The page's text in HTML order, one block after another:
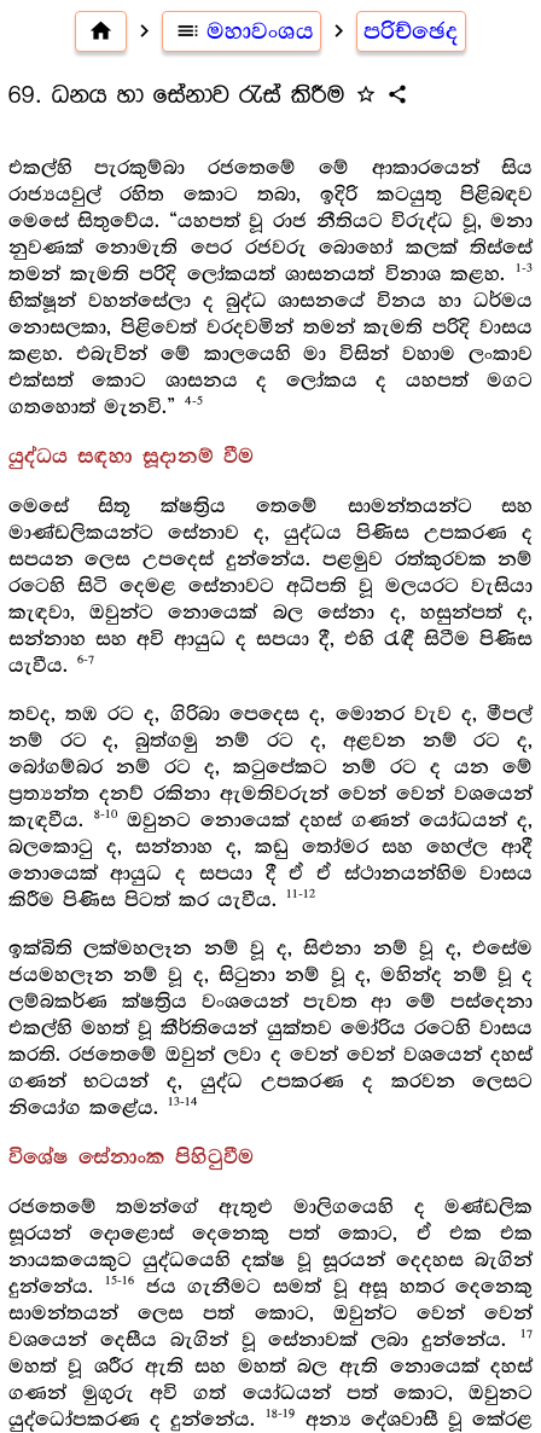
home navigate_next toc මහාවංශය navigate_next පරිච්ඡෙද
69. ධනය හා සේනාව රැස් කිරීම star_outline share
එකල්හි පැරකුම්බා රජතෙමේ මේ ආකාරයෙන් සිය
රාජ්‍යයවුල් රහිත කොට තබා, ඉදිරි කටයුතු පිළිබඳව
මෙසේ සිතුවේය. “යහපත් වූ රාජ නීතියට විරුද්ධ වූ, මනා
නුවණක් නොමැති පෙර රජවරු බොහෝ කලක් තිස්සේ
තමන් කැමති පරිදි ලෝකයත් ශාසනයත් විනාශ කළහ.
1-3
භික්ෂූන් වහන්සේලා ද බුද්ධ ශාසනයේ විනය හා ධර්මය
නොසලකා, පිළිවෙත් වරදවමින් තමන් කැමති පරිදි වාසය
කළහ. එබැවින් මේ කාලයෙහි මා විසින් වහාම ලංකාව
එක්සත් කොට ශාසනය ද ලෝකය ද යහපත් මගට
ගතහොත් මැනවි.”
4-5
යුද්ධය සඳහා සූදානම් වීම
මෙසේ සිතූ ක්ෂත්‍රිය තෙමේ සාමන්තයන්ට සහ
මාණ්ඩලිකයන්ට සේනාව ද, යුද්ධය පිණිස උපකරණ ද
සපයන ලෙස උපදෙස් දුන්නේය. පළමුව රත්කුරවක නම්
රටෙහි සිටි දෙමළ සේනාවට අධිපති වූ මලයරට වැසියා
කැඳවා, ඔවුන්ට නොයෙක් බල සේනා ද, හසුන්පත් ද,
සන්නාහ සහ අවි ආයුධ ද සපයා දී, එහි රැඳී සිටීම පිණිස
යැවීය.
6-7
තවද, තඹ රට ද, ගිරිබා පෙදෙස ද, මොනර වැව ද, මීපල්
නම් රට ද, බුත්ගමු නම් රට ද, අළවන නම් රට ද,
බෝගම්බර නම් රට ද, කටුපේකට නම් රට ද යන මේ
ප්‍රත්‍යන්ත දනව් රකිනා ඇමතිවරුන් වෙන් වෙන් වශයෙන්
කැඳවීය.
8-10ඔවුනට නොයෙක් දහස් ගණන් යෝධයන් ද,
බලකොටු ද, සන්නාහ ද, කඩු තෝමර සහ හෙල්ල ආදී
නොයෙක් ආයුධ ද සපයා දී ඒ ඒ ස්ථානයන්හිම වාසය
කිරීම පිණිස පිටත් කර යැවීය.
11-12
ඉක්බිති ලක්මහලෑන නම් වූ ද, සිළුනා නම් වූ ද, එසේම
ජයමහලෑන නම් වූ ද, සිටුනා නම් වූ ද, මහින්ද නම් වූ ද
ලම්බකර්ණ ක්ෂත්‍රිය වංශයෙන් පැවත ආ මේ පස්දෙනා
එකල්හි මහත් වූ කීර්තියෙන් යුක්තව මෝරිය රටෙහි වාසය
කරති. රජතෙමේ ඔවුන් ලවා ද වෙන් වෙන් වශයෙන් දහස්
ගණන් භටයන් ද, යුද්ධ උපකරණ ද කරවන ලෙසට
නියෝග කළේය.
13-14
විශේෂ සේනාංක පිහිටුවීම
රජතෙමේ තමන්ගේ ඇතුළු මාලිගයෙහි ද මණ්ඩලික
සූරයන් දොළොස් දෙනෙකු පත් කොට, ඒ එක එක
නායකයෙකුට යුද්ධයෙහි දක්ෂ වූ සූරයන් දෙදහස බැගින්
දුන්නේය.
15-16
ජය ගැනීමට සමත් වූ අසූ හතර දෙනෙකු
සාමන්තයන් ලෙස පත් කොට, ඔවුන්ට වෙන් වෙන්
වශයෙන් දෙසීය බැගින් වූ සේනාවක් ලබා දුන්නේය.
17
මහත් වූ ශරීර ඇති සහ මහත් බල ඇති නොයෙක් දහස්
ගණන් මුගුරු අවි ගත් යෝධයන් පත් කොට, ඔවුනට
යුද්ධෝපකරණ ද දුන්නේය.
18-19
අන්‍ය දේශවාසී වූ කේරළ